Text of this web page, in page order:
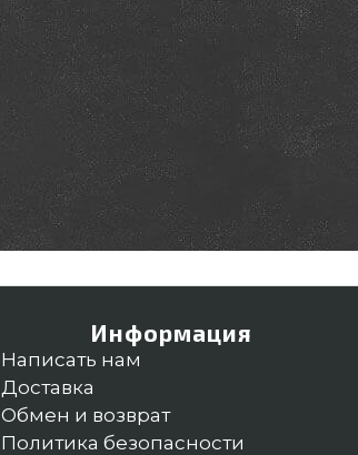
Информация
Написать нам
Доставка
Обмен и возврат
Политика безопасности